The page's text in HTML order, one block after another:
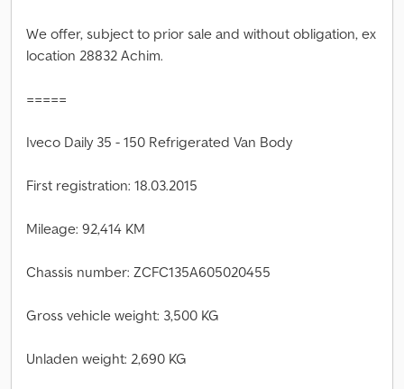
We offer, subject to prior sale and without obligation, ex
location 28832 Achim.
=====
Iveco Daily 35 - 150 Refrigerated Van Body
First registration: 18.03.2015
Mileage: 92,414 KM
Chassis number: ZCFC135A605020455
Gross vehicle weight: 3,500 KG
Unladen weight: 2,690 KG